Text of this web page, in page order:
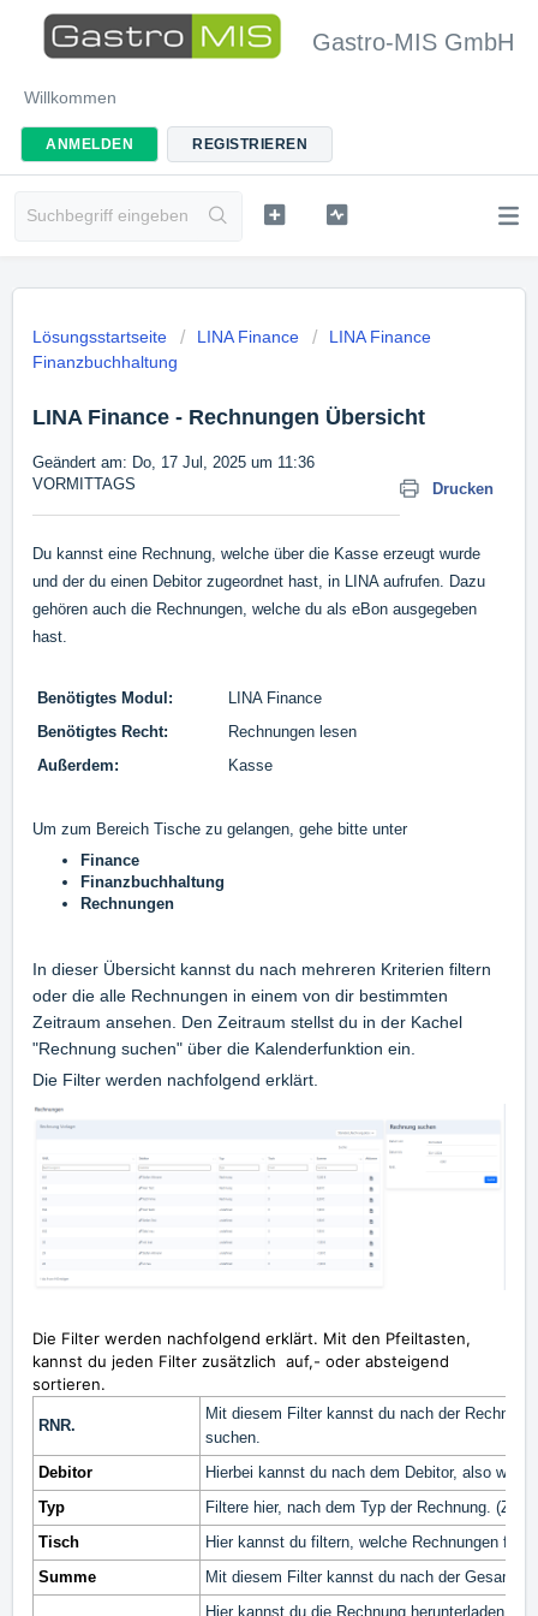
Gastro-MIS GmbH
Willkommen
ANMELDEN REGISTRIEREN
Lösungsstartseite LINA Finance
LINA Finance
Finanzbuchhaltung
LINA Finance - Rechnungen Übersicht
Drucken
Geändert am: Do, 17 Jul, 2025 um 11:36
VORMITTAGS
Du kannst eine Rechnung, welche über die Kasse erzeugt wurde
und der du einen Debitor zugeordnet hast, in LINA aufrufen. Dazu
gehören auch die Rechnungen, welche du als eBon ausgegeben
hast.
Benötigtes Modul:
LINA Finance
Benötigtes Recht:
Rechnungen lesen
Außerdem:
Kasse
Um zum Bereich Tische zu gelangen, gehe bitte unter
Finance
Finanzbuchhaltung
Rechnungen
In dieser Übersicht kannst du nach mehreren Kriterien filtern
oder die alle Rechnungen in einem von dir bestimmten
Zeitraum ansehen. Den Zeitraum stellst du in der Kachel
"Rechnung suchen" über die Kalenderfunktion ein.
Die Filter werden nachfolgend erklärt.
Die Filter werden nachfolgend erklärt. Mit den Pfeiltasten,
kannst du jeden Filter zusätzlich auf,- oder absteigend
sortieren.
RNR.
Mit diesem Filter kannst du nach der
suchen.
Debitor
Hierbei kannst du nach dem Debitor, also wen
Typ
Filtere hier, nach dem Typ der Rechnung.
Tisch
Hier kannst du filtern, welche Rechnungen für
Summe
Mit diesem Filter kannst du nach der
Hier kannst du die Rechnung herunterladen,